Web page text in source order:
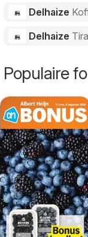
Delhaize
Delhaize
Populaire